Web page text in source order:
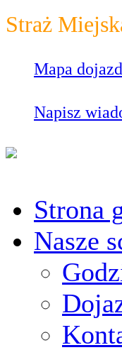
Straż
Mapa
Napisz
Strona
Nasze